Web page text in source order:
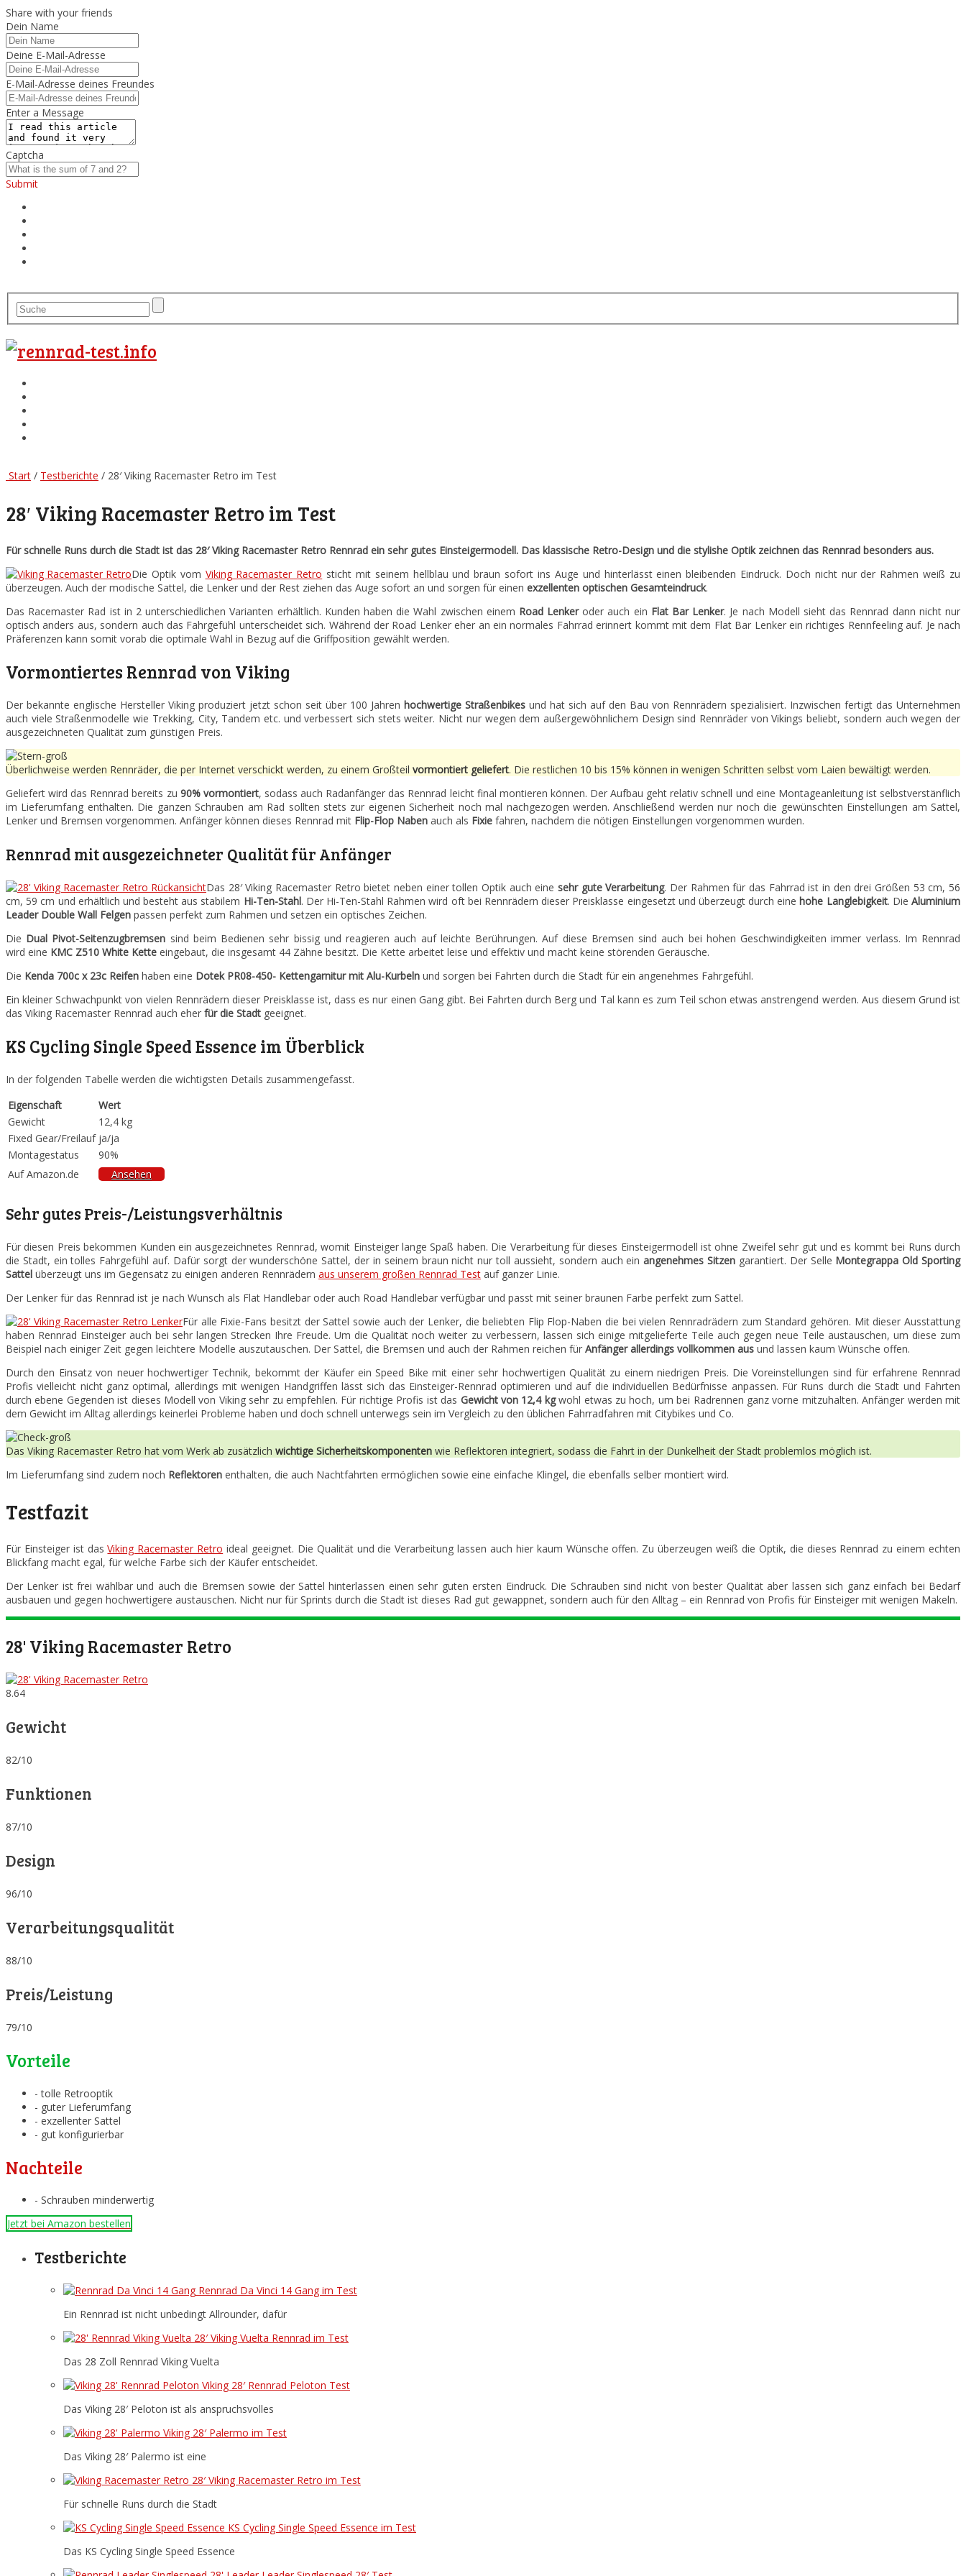
Share with your friends
Dein Name
Deine E-Mail-Adresse
E-Mail-Adresse deines Freundes
Enter a Message
Captcha
Submit
Start / Testberichte / 28′ Viking Racemaster Retro im Test
28′ Viking Racemaster Retro im Test
Für schnelle Runs durch die Stadt ist das 28′Viking Racemaster Retro Rennrad ein sehr gutes Einsteigermodell. Das klassische Retro-Design und die stylishe Optik zeichnen das Rennrad besonders aus.
Die Optik vom Viking Racemaster Retro sticht mit seinem hellblau und braun sofort ins Auge und hinterlässt einen bleibenden Eindruck. Doch nicht nur der Rahmen weiß zu
überzeugen. Auch der modische Sattel, die Lenker und der Rest ziehen das Auge sofort an und sorgen für einen exzellenten optischen Gesamteindruck.
Das Racemaster Rad ist in 2 unterschiedlichen Varianten erhältlich. Kunden haben die Wahl zwischen einem Road Lenkeroder auch ein Flat Bar Lenker. Je nach Modell sieht das Rennrad dann nicht nur
optisch anders aus, sondern auch das Fahrgefühl unterscheidet sich. Während der Road Lenker eher an ein normales Fahrrad erinnert kommt mit dem Flat Bar Lenker ein richtiges Rennfeeling auf. Je nach
Präferenzen kann somit vorab die optimale Wahl in Bezug auf die Griffposition gewählt werden.
Vormontiertes Rennrad von Viking
Der bekannte englische Hersteller Viking produziert jetzt schon seit über 100 Jahren hochwertige Straßenbikes und hat sich auf den Bau von Rennrädern spezialisiert. Inzwischen fertigt das Unternehmen
auch viele Straßenmodelle wie Trekking, City, Tandem etc. und verbessert sich stets weiter. Nicht nur wegen dem außergewöhnlichem Design sind Rennräder von Vikings beliebt, sondern auch wegen der
ausgezeichneten Qualität zum günstigen Preis.
Überlichweise werden Rennräder, die per Internet verschickt werden, zu einem Großteil vormontiert geliefert. Die restlichen 10 bis 15% können in wenigen Schritten selbst vom Laien bewältigt werden.
Geliefert wird das Rennrad bereits zu 90% vormontiert, sodass auch Radanfänger das Rennrad leicht final montieren können. Der Aufbau geht relativ schnell und eine Montageanleitung ist selbstverstänflich
im Lieferumfang enthalten. Die ganzen Schrauben am Rad sollten stets zur eigenen Sicherheit noch mal nachgezogen werden. Anschließend werden nur noch die gewünschten Einstellungen am Sattel,
Lenker und Bremsen vorgenommen. Anfänger können dieses Rennrad mit Flip-Flop Naben auch als Fixie fahren, nachdem die nötigen Einstellungen vorgenommen wurden.
Rennrad mit ausgezeichneter Qualität für Anfänger
Das 28′ Viking Racemaster Retro bietet neben einer tollen Optik auch eine sehr gute Verarbeitung. Der Rahmen für das Fahrrad ist in den drei Größen 53 cm, 56
cm, 59 cm und erhältlich und besteht aus stabilem Hi-Ten-Stahl. Der Hi-Ten-Stahl Rahmen wird oft bei Rennrädern dieser Preisklasse eingesetzt und überzeugt durch einehohe Langlebigkeit. DieAluminium
Leader Double Wall Felgen passen perfekt zum Rahmen und setzen ein optisches Zeichen.
Die Dual Pivot-Seitenzugbremsen sind beim Bedienen sehr bissig und reagieren auch auf leichte Berührungen. Auf diese Bremsen sind auch bei hohen Geschwindigkeiten immer verlass. Im Rennrad
wird eine KMC Z510 White Kette eingebaut, die insgesamt 44 Zähne besitzt. Die Kette arbeitet leise und effektiv und macht keine störenden Geräusche.
Die Kenda 700c x 23c Reifen haben eine Dotek PR08-450- Kettengarnitur mit Alu-Kurbeln und sorgen bei Fahrten durch die Stadt für ein angenehmes Fahrgefühl.
Ein kleiner Schwachpunkt von vielen Rennrädern dieser Preisklasse ist, dass es nur einen Gang gibt. Bei Fahrten durch Berg und Tal kann es zum Teil schon etwas anstrengend werden. Aus diesem Grund ist
das Viking Racemaster Rennrad auch eher für die Stadt geeignet.
KS Cycling Single Speed Essence im Überblick
In der folgenden Tabelle werden die wichtigsten Details zusammengefasst.
Eigenschaft
Wert
Gewicht
12,4 kg
Fixed Gear/Freilauf ja/ja
Montagestatus
90%
Auf Amazon.de
Ansehen
Sehr gutes Preis-/Leistungsverhältnis
Für diesen Preis bekommen Kunden ein ausgezeichnetes Rennrad, womit Einsteiger lange Spaß haben. Die Verarbeitung für dieses Einsteigermodell ist ohne Zweifel sehr gut und es kommt bei Runs durch
die Stadt, ein tolles Fahrgefühl auf. Dafür sorgt der wunderschöne Sattel, der in seinem braun nicht nur toll aussieht, sondern auch einangenehmes Sitzen garantiert. Der Selle Montegrappa Old Sporting
Sattel überzeugt uns im Gegensatz zu einigen anderen Rennrädern aus unserem großen Rennrad Test auf ganzer Linie.
Der Lenker für das Rennrad ist je nach Wunsch als Flat Handlebar oder auch Road Handlebar verfügbar und passt mit seiner braunen Farbe perfekt zum Sattel.
Für alle Fixie-Fans besitzt der Sattel sowie auch der Lenker, die beliebten Flip Flop-Naben die bei vielen Rennradrädern zum Standard gehören. Mit dieser Ausstattung
haben Rennrad Einsteiger auch bei sehr langen Strecken Ihre Freude. Um die Qualität noch weiter zu verbessern, lassen sich einige mitgelieferte Teile auch gegen neue Teile austauschen, um diese zum
Beispiel nach einiger Zeit gegen leichtere Modelle auszutauschen. Der Sattel, die Bremsen und auch der Rahmen reichen für Anfänger allerdings vollkommen aus und lassen kaum Wünsche offen.
Durch den Einsatz von neuer hochwertiger Technik, bekommt der Käufer ein Speed Bike mit einer sehr hochwertigen Qualität zu einem niedrigen Preis. Die Voreinstellungen sind für erfahrene Rennrad
Profis vielleicht nicht ganz optimal, allerdings mit wenigen Handgriffen lässt sich das Einsteiger-Rennrad optimieren und auf die individuellen Bedürfnisse anpassen. Für Runs durch die Stadt und Fahrten
durch ebene Gegenden ist dieses Modell von Viking sehr zu empfehlen. Für richtige Profis ist das Gewicht von 12,4 kgwohl etwas zu hoch, um bei Radrennen ganz vorne mitzuhalten. Anfänger werden mit
dem Gewicht im Alltag allerdings keinerlei Probleme haben und doch schnell unterwegs sein im Vergleich zu den üblichen Fahrradfahren mit Citybikes und Co.
Das Viking Racemaster Retro hat vom Werk ab zusätzlich wichtige Sicherheitskomponenten wie Reflektoren integriert, sodass die Fahrt in der Dunkelheit der Stadt problemlos möglich ist.
Im Lieferumfang sind zudem noch Reflektoren enthalten, die auch Nachtfahrten ermöglichen sowie eine einfache Klingel, die ebenfalls selber montiert wird.
Testfazit
Für Einsteiger ist dasViking Racemaster Retro ideal geeignet. Die Qualität und die Verarbeitung lassen auch hier kaum Wünsche offen. Zu überzeugen weiß die Optik, die dieses Rennrad zu einem echten
Blickfang macht egal, für welche Farbe sich der Käufer entscheidet.
Der Lenker ist frei wählbar und auch die Bremsen sowie der Sattel hinterlassen einen sehr guten ersten Eindruck. Die Schrauben sind nicht von bester Qualität aber lassen sich ganz einfach bei Bedarf
ausbauen und gegen hochwertigere austauschen. Nicht nur für Sprints durch die Stadt ist dieses Rad gut gewappnet, sondern auch für den Alltag – ein Rennrad von Profis für Einsteiger mit wenigen Makeln.
28' Viking Racemaster Retro
8.64
Gewicht
82/10
Funktionen
87/10
Design
96/10
Verarbeitungsqualität
88/10
Preis/Leistung
79/10
Vorteile
- tolle Retrooptik
- guter Lieferumfang
- exzellenter Sattel
- gut konfigurierbar
Nachteile
- Schrauben minderwertig
Jetzt bei Amazon bestellen
Testberichte
Rennrad Da Vinci 14 Gang im Test
Ein Rennrad ist nicht unbedingt Allrounder, dafür
28′ Viking Vuelta Rennrad im Test
Das 28 Zoll Rennrad Viking Vuelta
Viking 28′ Rennrad Peloton Test
Das Viking 28′ Peloton ist als anspruchsvolles
Viking 28′ Palermo im Test
Das Viking 28′ Palermo ist eine
28′ Viking Racemaster Retro im Test
Für schnelle Runs durch die Stadt
KS Cycling Single Speed Essence im Test
Das KS Cycling Single Speed Essence